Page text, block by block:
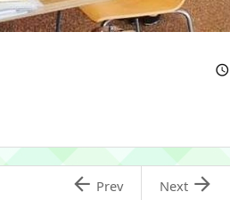


Next
 Prev